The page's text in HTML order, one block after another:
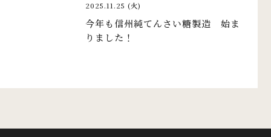
2025.11.25 (火)
今年も信州純てんさい糖製造 始ま
りました！